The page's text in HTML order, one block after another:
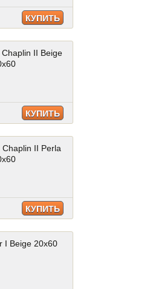
КУПИТЬ
II Beige
КУПИТЬ
II Perla
КУПИТЬ
I Beige 20x60